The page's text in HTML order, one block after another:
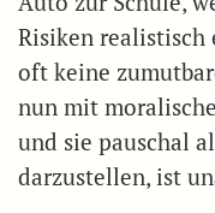
Risiken realistisch
oft keine
nun mit
und sie pauschal
darzustellen, ist